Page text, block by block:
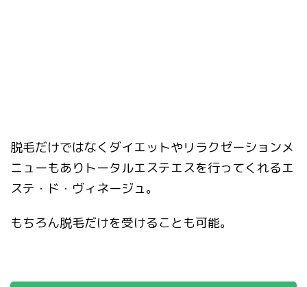
脱毛だけではなくダイエットやリラクゼーションメ
ニューもありトータルエステエスを行ってくれるエ
ステ・ド・ヴィネージュ。
もちろん脱毛だけを受けることも可能。